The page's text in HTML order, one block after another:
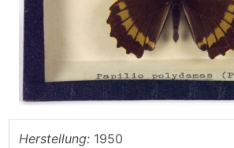
Herstellung: 1950